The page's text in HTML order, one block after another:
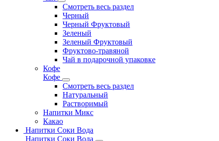
Смотреть весь раздел
Черный
Черный Фруктовый
Зеленый
Зеленый Фруктовый
Фруктово-травяной
Чай в подарочной упаковке
Кофе
Кофе
Смотреть весь раздел
Натуральный
Растворимый
Напитки Микс
Какао
Напитки Соки Вода
Напитки Соки Вода